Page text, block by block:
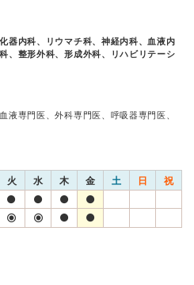
器内科、リウマチ科、神経内科、血液内
、整形外科、形成外科、リハビリテーシ
液専門医、外科専門医、呼吸器専門医、
火 水 木 金 土 日 祝